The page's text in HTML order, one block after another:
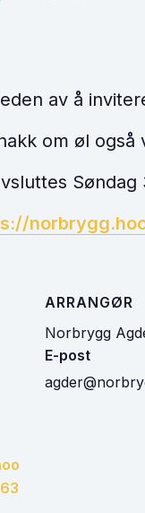
av å
om øl
Søndag
ARRANGØR
Norbrygg
E-post